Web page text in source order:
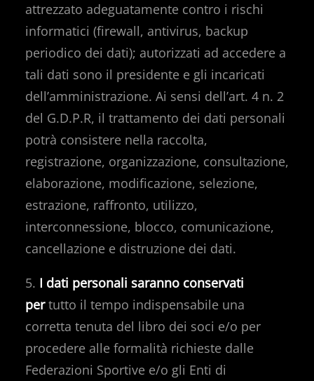
attrezzato adeguatamente contro i rischi
informatici (firewall, antivirus, backup
periodico dei dati); autorizzati ad accedere a
tali dati sono il presidente e gli incaricati
dell’amministrazione. Ai sensi dell’art. 4 n. 2
del G.D.P.R, il trattamento dei dati personali
potrà consistere nella raccolta,
registrazione, organizzazione, consultazione,
elaborazione, modificazione, selezione,
estrazione, raffronto, utilizzo,
interconnessione, blocco, comunicazione,
cancellazione e distruzione dei dati.
5. I dati personali saranno conservati
per tutto il tempo indispensabile una
corretta tenuta del libro dei soci e/o per
procedere alle formalità richieste dalle
Federazioni Sportive e/o gli Enti di